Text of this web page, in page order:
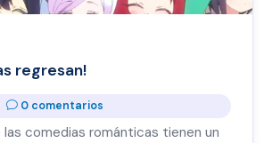
regresan!
0 comentarios
comedias románticas tienen un